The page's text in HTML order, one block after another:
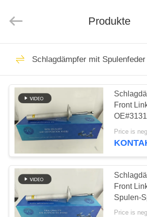
HEIM
PRODUKTE
VIDEOS
ÜBER
UNS
FABRIK-
TOUR
parts
co.ltd.
Reserved.
Luft-
Schock
Produkte
Schlagdämpfer mit Spulenfeder
Front
E39
Front
Spulen-
E39